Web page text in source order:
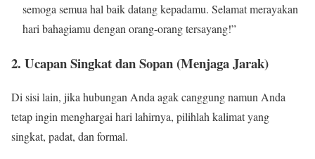
semoga semua hal baik datang kepadamu. Selamat merayakan
hari bahagiamu dengan orang-orang tersayang!”
2. Ucapan Singkat dan Sopan (Menjaga Jarak)
Di sisi lain, jika hubungan Anda agak canggung namun Anda
tetap ingin menghargai hari lahirnya, pilihlah kalimat yang
singkat, padat, dan formal.